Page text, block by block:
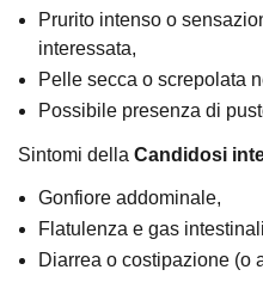
Prurito intenso o
interessata,
Pelle secca o screpolata
Possibile presenza di
Sintomi della Candidosi
Gonfiore addominale,
Flatulenza e gas
Diarrea o costipazione (o